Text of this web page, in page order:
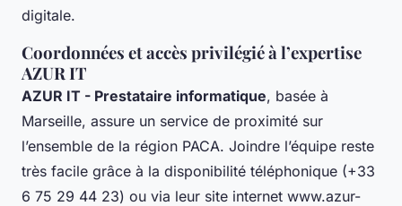
digitale.
Coordonnées et accès privilégié à l’expertise
AZUR IT
AZUR IT - Prestataire informatique, basée à
Marseille, assure un service de proximité sur
l’ensemble de la région PACA. Joindre l’équipe reste
très facile grâce à la disponibilité téléphonique (+33
6 75 29 44 23) ou via leur site internet www.azur-